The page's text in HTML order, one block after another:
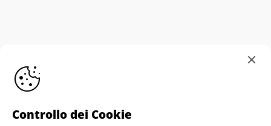
Controllo dei Cookie